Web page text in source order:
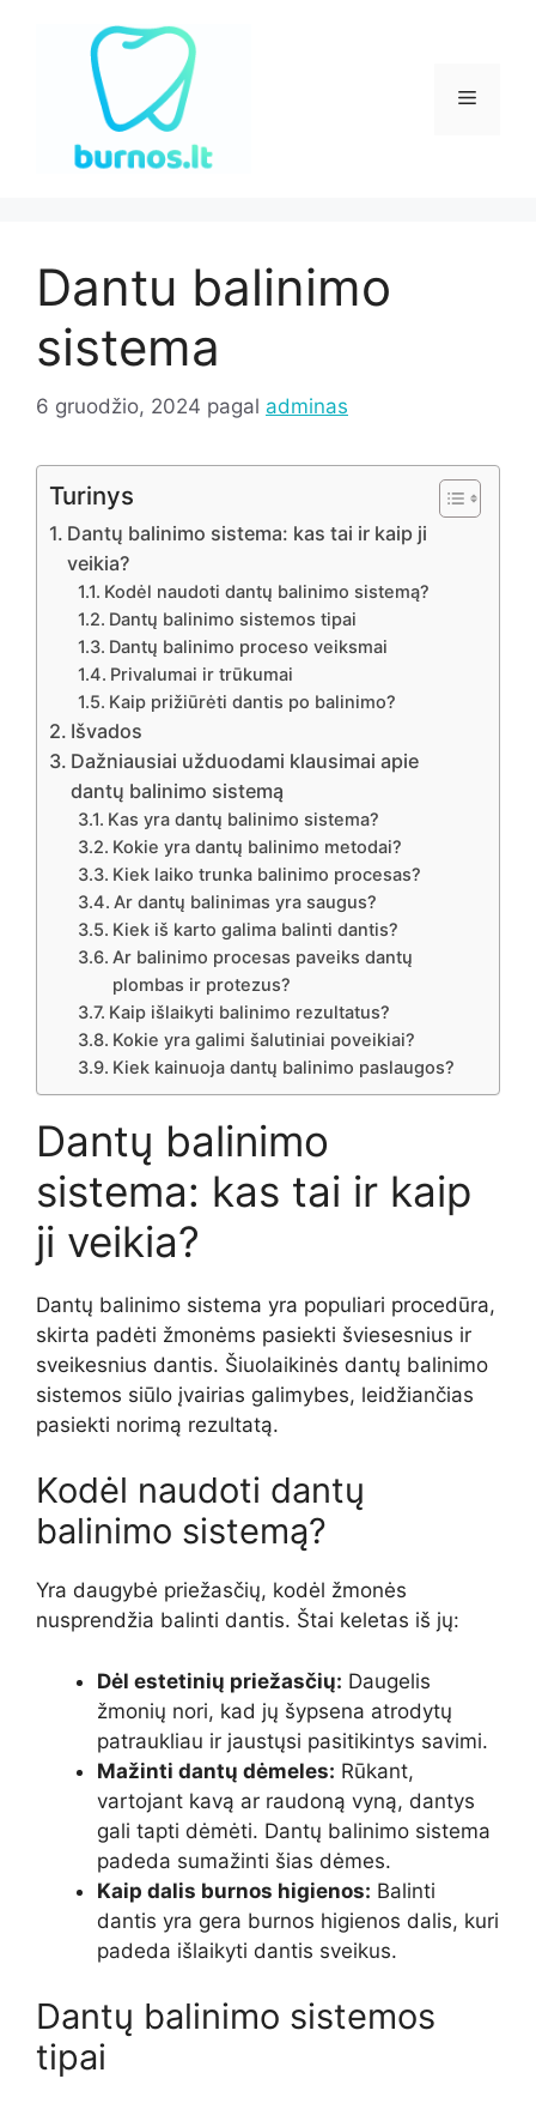
Meniu
Dantu balinimo
sistema
6 gruodžio, 2024 pagal adminas
Turinys
Dantų balinimo sistema: kas tai ir kaip ji
veikia?
Kodėl naudoti dantų balinimo sistemą?
Dantų balinimo sistemos tipai
Dantų balinimo proceso veiksmai
Privalumai ir trūkumai
Kaip prižiūrėti dantis po balinimo?
Išvados
Dažniausiai užduodami klausimai apie
dantų balinimo sistemą
Kas yra dantų balinimo sistema?
Kokie yra dantų balinimo metodai?
Kiek laiko trunka balinimo procesas?
Ar dantų balinimas yra saugus?
Kiek iš karto galima balinti dantis?
Ar balinimo procesas paveiks dantų
plombas ir protezus?
Kaip išlaikyti balinimo rezultatus?
Kokie yra galimi šalutiniai poveikiai?
Kiek kainuoja dantų balinimo paslaugos?
Dantų balinimo
sistema: kas tai ir kaip
ji veikia?
Dantų balinimo sistema yra populiari procedūra,
skirta padėti žmonėms pasiekti šviesesnius ir
sveikesnius dantis. Šiuolaikinės dantų balinimo
sistemos siūlo įvairias galimybes, leidžiančias
pasiekti norimą rezultatą.
Kodėl naudoti dantų
balinimo sistemą?
Yra daugybė priežasčių, kodėl žmonės
nusprendžia balinti dantis. Štai keletas iš jų:
Dėl estetinių priežasčių: Daugelis
žmonių nori, kad jų šypsena atrodytų
patraukliau ir jaustųsi pasitikintys savimi.
Mažinti dantų dėmeles: Rūkant,
vartojant kavą ar raudoną vyną, dantys
gali tapti dėmėti. Dantų balinimo sistema
padeda sumažinti šias dėmes.
Kaip dalis burnos higienos: Balinti
dantis yra gera burnos higienos dalis, kuri
padeda išlaikyti dantis sveikus.
Dantų balinimo sistemos
tipai